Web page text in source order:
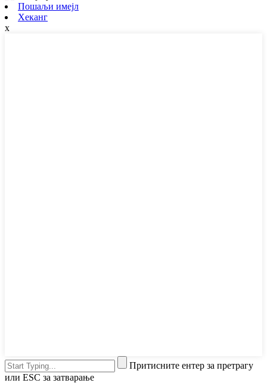
Пошаљи имејл
Хеканг
x
Притисните ентер за претрагу
или ESC за затварање